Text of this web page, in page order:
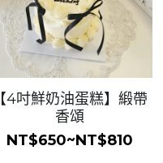
【4吋鮮奶油蛋糕】緞帶
香頌
NT$650~NT$810